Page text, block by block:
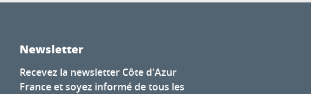
Newsletter
Recevez la newsletter Côte d'Azur
France et soyez informé de tous les